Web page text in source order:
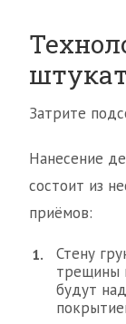
Затрите
Нанесение
состоит из
приёмов:
Стену
трещины
будут